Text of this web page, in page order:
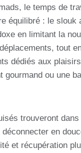
le temps de
équilibré : le slouk
en limitant la
tout
dédiés aux
gourmand ou une
trouveront
en
et récupération